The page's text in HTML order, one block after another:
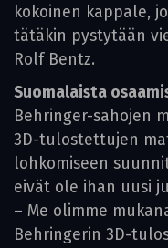
kokoinen kappale,
tätäkin pystytään
Rolf Bentz.
Suomalaista
Behringer-sahojen
3D-tulostettujen
lohkomiseen
eivät ole ihan uusi
– Me olimme
Behringerin 3D-